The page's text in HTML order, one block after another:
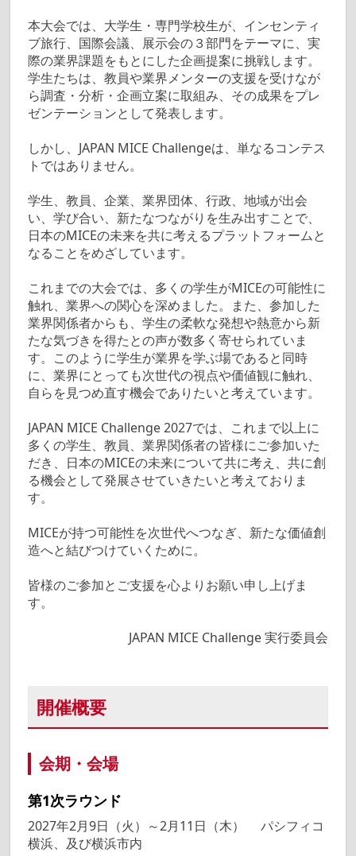
本大会では、大学生・専門学校生が、インセンティ
ブ旅行、国際会議、展示会の３部門をテーマに、実
際の業界課題をもとにした企画提案に挑戦します。
学生たちは、教員や業界メンターの支援を受けなが
ら調査・分析・企画立案に取組み、その成果をプレ
ゼンテーションとして発表します。
しかし、JAPAN MICE Challengeは、単なるコンテス
トではありません。
学生、教員、企業、業界団体、行政、地域が出会
い、学び合い、新たなつながりを生み出すことで、
日本のMICEの未来を共に考えるプラットフォームと
なることをめざしています。
これまでの大会では、多くの学生がMICEの可能性に
触れ、業界への関心を深めました。また、参加した
業界関係者からも、学生の柔軟な発想や熱意から新
たな気づきを得たとの声が数多く寄せられていま
す。このように学生が業界を学ぶ場であると同時
に、業界にとっても次世代の視点や価値観に触れ、
自らを見つめ直す機会でありたいと考えています。
JAPAN MICE Challenge 2027では、これまで以上に
多くの学生、教員、業界関係者の皆様にご参加いた
だき、日本のMICEの未来について共に考え、共に創
る機会として発展させていきたいと考えておりま
す。
MICEが持つ可能性を次世代へつなぎ、新たな価値創
造へと結びつけていくために。
皆様のご参加とご支援を心よりお願い申し上げま
す。
JAPAN MICE Challenge 実行委員会
開催概要
会期・会場
第1次ラウンド
2027年2月9日（火）～2月11日（木） パシフィコ
横浜、及び横浜市内